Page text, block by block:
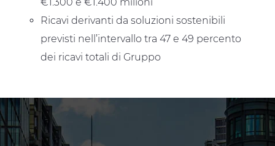
Ricavi derivanti da soluzioni sostenibili
previsti nell’intervallo tra 47 e 49 percento
dei ricavi totali di Gruppo